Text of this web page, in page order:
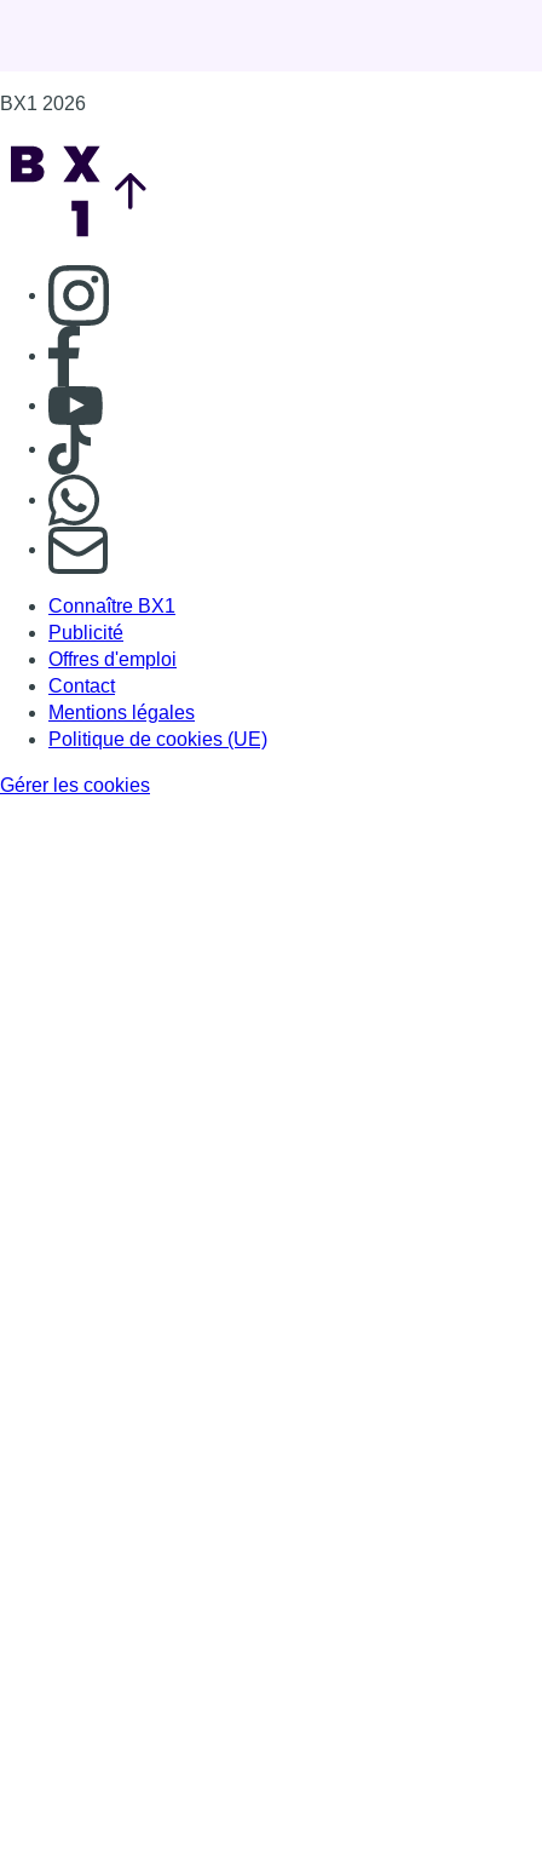
BX1 2026
Consulter page Instagram
Consulter page Facebook
Consulter Youtube
Consulter TikTok
S'abonner à notre newsletter
Connaître BX1
Publicité
Offres d'emploi
Contact
Mentions légales
Politique de cookies (UE)
Gérer les cookies